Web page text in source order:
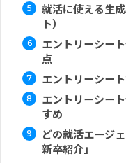
就活に使える生
ト）
エントリーシー
点
エントリーシー
エントリーシー
すめ
どの就活エージ
新卒紹介」